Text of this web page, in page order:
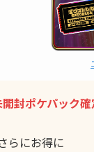
封ポケパック
らにお得に